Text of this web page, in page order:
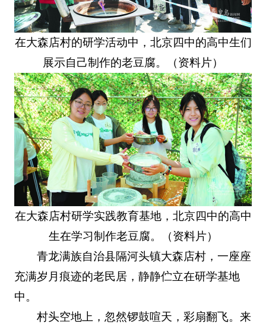
在大森店村的研学活动中，北京四中的高中生们
展示自己制作的老豆腐。（资料片）
在大森店村研学实践教育基地，北京四中的高中
生在学习制作老豆腐。（资料片）
青龙满族自治县隔河头镇大森店村，一座座
充满岁月痕迹的老民居，静静伫立在研学基地
中。
村头空地上，忽然锣鼓喧天，彩扇翻飞。来